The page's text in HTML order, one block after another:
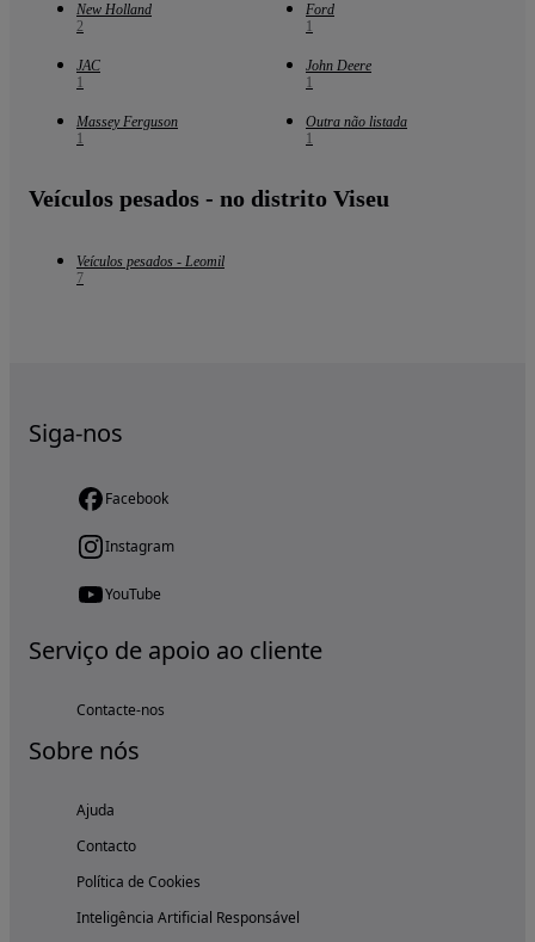
New Holland
2
Ford
1
JAC
1
John Deere
1
Massey Ferguson
1
Outra não listada
1
Veículos pesados - no distrito Viseu
Veículos pesados - Leomil
7
Siga-nos
Facebook
Instagram
YouTube
Serviço de apoio ao cliente
Contacte-nos
Sobre nós
Ajuda
Contacto
Política de Cookies
Inteligência Artificial Responsável